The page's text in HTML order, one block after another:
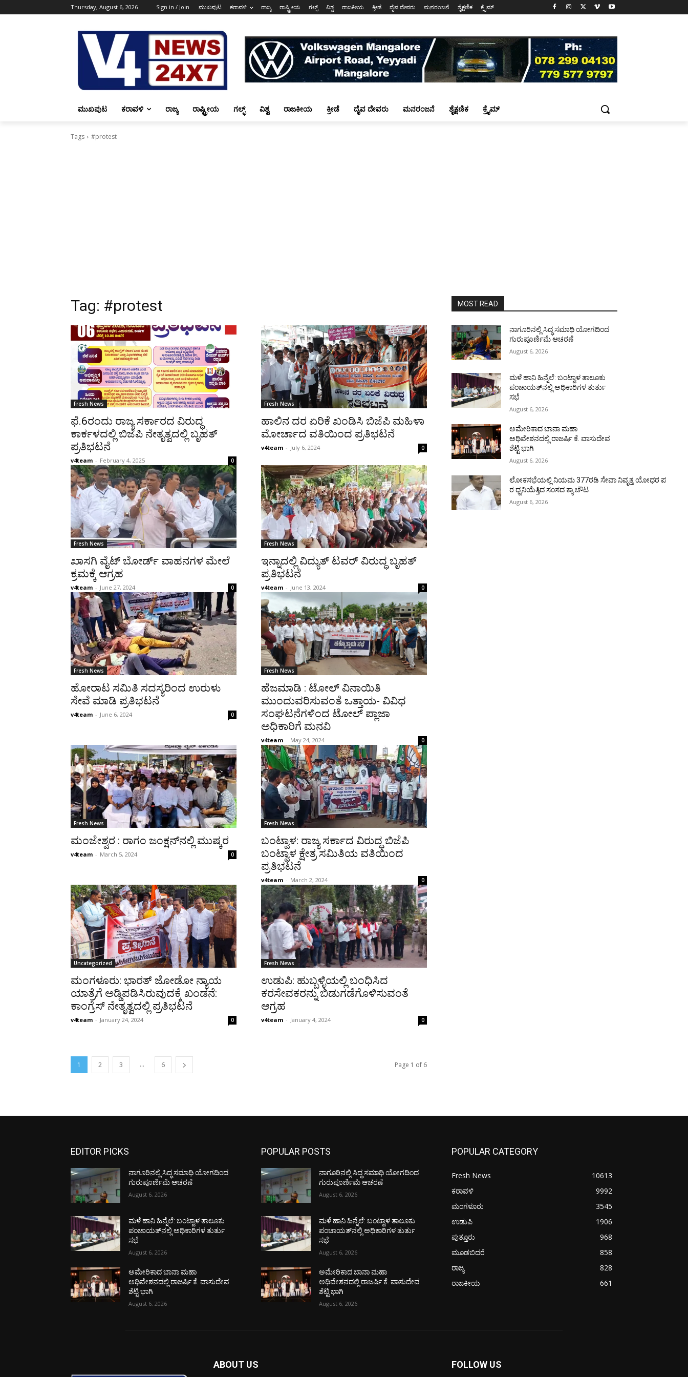
Thursday, August 6, 2026 Sign in / Join ಮುಖಪುಟ ಕರಾವಳಿ ರಾಜ್ಯ ರಾಷ್ಟ್ರೀಯ ಗಲ್ಫ್ ವಿಶ್ವ ರಾಜಕೀಯ ಕ್ರೀಡೆ ದೈವ ದೇವರು ಮನರಂಜನೆ ಶೈಕ್ಷಣಿಕ ಕ್ರೈಮ್
ಮುಖಪುಟ ಕರಾವಳಿ ರಾಜ್ಯ ರಾಷ್ಟ್ರೀಯ ಗಲ್ಫ್ ವಿಶ್ವ ರಾಜಕೀಯ ಕ್ರೀಡೆ ದೈವ ದೇವರು ಮನರಂಜನೆ ಶೈಕ್ಷಣಿಕ ಕ್ರೈಮ್
Tags #protest
Tag: #protest
Fresh News
ಫೆ.6ರಂದು ರಾಜ್ಯ ಸರ್ಕಾರದ ವಿರುದ್ಧ
ಕಾರ್ಕಳದಲ್ಲಿ ಬಿಜೆಪಿ ನೇತೃತ್ವದಲ್ಲಿ ಬೃಹತ್
ಪ್ರತಿಭಟನೆ
v4team - February 4, 2025 0
Fresh News
ಹಾಲಿನ ದರ ಏರಿಕೆ ಖಂಡಿಸಿ ಬಿಜೆಪಿ ಮಹಿಳಾ
ಮೋರ್ಚಾದ ವತಿಯಿಂದ ಪ್ರತಿಭಟನೆ
v4team - July 6, 2024 0
Fresh News
ಖಾಸಗಿ ವೈಟ್ ಬೋರ್ಡ್ ವಾಹನಗಳ ಮೇಲೆ
ಕ್ರಮಕ್ಕೆ ಆಗ್ರಹ
v4team - June 27, 2024 0
Fresh News
ಇನ್ನಾದಲ್ಲಿ ವಿದ್ಯುತ್ ಟವರ್ ವಿರುದ್ಧ ಬೃಹತ್
ಪ್ರತಿಭಟನೆ
v4team - June 13, 2024 0
Fresh News
ಹೋರಾಟ ಸಮಿತಿ ಸದಸ್ಯರಿಂದ ಉರುಳು
ಸೇವೆ ಮಾಡಿ ಪ್ರತಿಭಟನೆ
v4team - June 6, 2024 0
Fresh News
ಹೆಜಮಾಡಿ : ಟೋಲ್ ವಿನಾಯಿತಿ
ಮುಂದುವರಿಸುವಂತೆ ಒತ್ತಾಯ- ವಿವಿಧ
ಸಂಘಟನೆಗಳಿಂದ ಟೋಲ್ ಪ್ಲಾಜಾ
ಅಧಿಕಾರಿಗೆ ಮನವಿ
v4team - May 24, 2024 0
Fresh News
ಮಂಜೇಶ್ವರ : ರಾಗಂ ಜಂಕ್ಷನ್‌ನಲ್ಲಿ ಮುಷ್ಕರ
v4team - March 5, 2024 0
Fresh News
ಬಂಟ್ವಾಳ: ರಾಜ್ಯ ಸರ್ಕಾದ ವಿರುದ್ಧ ಬಿಜೆಪಿ
ಬಂಟ್ವಾಳ ಕ್ಷೇತ್ರ ಸಮಿತಿಯ ವತಿಯಿಂದ
ಪ್ರತಿಭಟನೆ
v4team - March 2, 2024 0
Uncategorized
ಮಂಗಳೂರು: ಭಾರತ್ ಜೋಡೋ ನ್ಯಾಯ
ಯಾತ್ರೆಗೆ ಅಡ್ಡಿಪಡಿಸಿರುವುದಕ್ಕೆ ಖಂಡನೆ:
ಕಾಂಗ್ರೆಸ್ ನೇತೃತ್ವದಲ್ಲಿ ಪ್ರತಿಭಟನೆ
v4team - January 24, 2024 0
Fresh News
ಉಡುಪಿ: ಹುಬ್ಬಳ್ಳಿಯಲ್ಲಿ ಬಂಧಿಸಿದ
ಕರಸೇವಕರನ್ನು ಬಿಡುಗಡೆಗೊಳಿಸುವಂತೆ
ಆಗ್ರಹ
v4team - January 4, 2024 0
1 2 3 ... 6 Page 1 of 6
MOST READ
ನಾಗೂರಿನಲ್ಲಿ ಸಿದ್ಧ ಸಮಾಧಿ ಯೋಗದಿಂದ
ಗುರುಪೂರ್ಣಿಮೆ ಆಚರಣೆ
August 6, 2026
ಮಳೆ ಹಾನಿ ಹಿನ್ನೆಲೆ: ಬಂಟ್ವಾಳ ತಾಲೂಕು
ಪಂಚಾಯತ್‌ನಲ್ಲಿ ಅಧಿಕಾರಿಗಳ ತುರ್ತು
ಸಭೆ
August 6, 2026
ಅಮೇರಿಕಾದ ಬಾನಾ ಮಹಾ
ಅಧಿವೇಶನದಲ್ಲಿ ರಾಜರ್ಷಿ ಕೆ. ವಾಸುದೇವ
ಶೆಟ್ಟಿ ಭಾಗಿ
August 6, 2026
ಲೋಕಸಭೆಯಲ್ಲಿ ನಿಯಮ 377ರಡಿ ಸೇವಾ ನಿವೃತ್ತ ಯೋಧರ ಪ
ರ ಧ್ವನಿಯೆತ್ತಿದ ಸಂಸದ ಕ್ಯಾ.ಚೌಟ
August 6, 2026
EDITOR PICKS
ನಾಗೂರಿನಲ್ಲಿ ಸಿದ್ಧ ಸಮಾಧಿ ಯೋಗದಿಂದ
ಗುರುಪೂರ್ಣಿಮೆ ಆಚರಣೆ
August 6, 2026
ಮಳೆ ಹಾನಿ ಹಿನ್ನೆಲೆ: ಬಂಟ್ವಾಳ ತಾಲೂಕು
ಪಂಚಾಯತ್‌ನಲ್ಲಿ ಅಧಿಕಾರಿಗಳ ತುರ್ತು
ಸಭೆ
August 6, 2026
ಅಮೇರಿಕಾದ ಬಾನಾ ಮಹಾ
ಅಧಿವೇಶನದಲ್ಲಿ ರಾಜರ್ಷಿ ಕೆ. ವಾಸುದೇವ
ಶೆಟ್ಟಿ ಭಾಗಿ
August 6, 2026
POPULAR POSTS
ನಾಗೂರಿನಲ್ಲಿ ಸಿದ್ಧ ಸಮಾಧಿ ಯೋಗದಿಂದ
ಗುರುಪೂರ್ಣಿಮೆ ಆಚರಣೆ
August 6, 2026
ಮಳೆ ಹಾನಿ ಹಿನ್ನೆಲೆ: ಬಂಟ್ವಾಳ ತಾಲೂಕು
ಪಂಚಾಯತ್‌ನಲ್ಲಿ ಅಧಿಕಾರಿಗಳ ತುರ್ತು
ಸಭೆ
August 6, 2026
ಅಮೇರಿಕಾದ ಬಾನಾ ಮಹಾ
ಅಧಿವೇಶನದಲ್ಲಿ ರಾಜರ್ಷಿ ಕೆ. ವಾಸುದೇವ
ಶೆಟ್ಟಿ ಭಾಗಿ
August 6, 2026
POPULAR CATEGORY
Fresh News
10613
ಕರಾವಳಿ
9992
ಮಂಗಳೂರು
3545
ಉಡುಪಿ
1906
ಪುತ್ತೂರು
968
ಮೂಡಬಿದರೆ
858
ರಾಜ್ಯ
828
ರಾಜಕೀಯ
661
ABOUT US FOLLOW US